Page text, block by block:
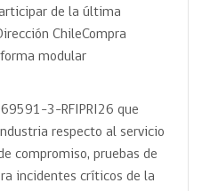
de la última
ChileCompra
modular
3-RFIPRI26 que
respecto al servicio
compromiso, pruebas de
incidentes críticos de la